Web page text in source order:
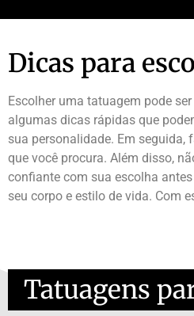
Dicas para
Escolher uma tatuagem pode
algumas dicas rápidas que
sua personalidade. Em seguida,
que você procura. Além disso,
confiante com sua escolha
seu corpo e estilo de vida. Com
Tatuagens